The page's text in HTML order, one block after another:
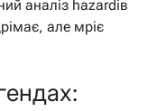
аналіз hazardів
але мріє